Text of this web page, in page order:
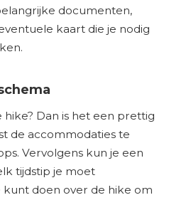
documenten,
kaart die je nodig
hike? Dan is het een prettig
de accommodaties te
Vervolgens kun je een
tijdstip je moet
doen over de hike om